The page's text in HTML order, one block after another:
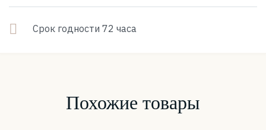
Срок годности 72 часа
Похожие товары